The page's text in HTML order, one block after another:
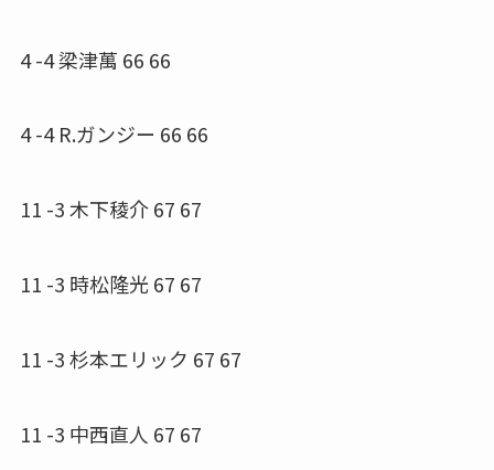
4 -4 梁津萬 66 66
4 -4 R.ガンジー 66 66
11 -3 木下稜介 67 67
11 -3 時松隆光 67 67
11 -3 杉本エリック 67 67
11 -3 中西直人 67 67